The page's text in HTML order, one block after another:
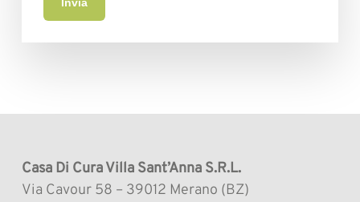
Casa Di Cura Villa Sant’Anna S.R.L.
Via Cavour 58 – 39012 Merano (BZ)